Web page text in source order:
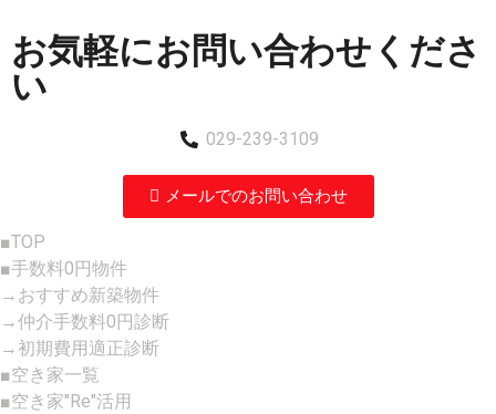
お気軽にお問い合わせくださ
い
029-239-3109
メールでのお問い合わせ
■TOP
■手数料0円物件
→おすすめ新築物件
→仲介手数料0円診断
→初期費用適正診断
■空き家一覧
■空き家"Re"活用